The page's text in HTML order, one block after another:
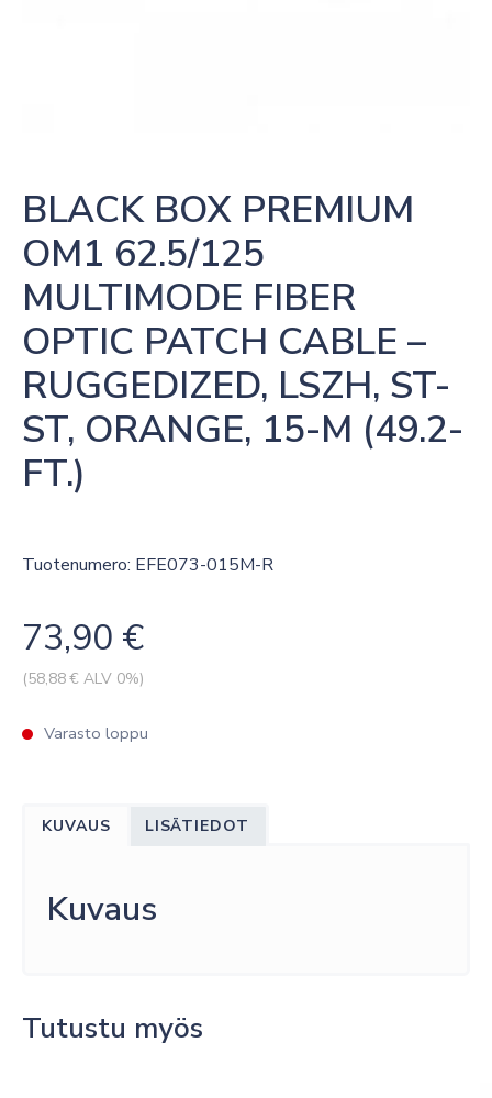
BLACK BOX PREMIUM
OM1 62.5/125
MULTIMODE FIBER
OPTIC PATCH CABLE –
RUGGEDIZED, LSZH, ST-
ST, ORANGE, 15-M (49.2-
FT.)
Tuotenumero: EFE073-015M-R
73,90 €
(58,88€ ALV 0%)
Varasto loppu
KUVAUS LISÄTIEDOT
Kuvaus
Tutustu myös